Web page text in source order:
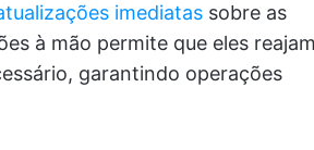
imediatas sobre as
à mão permite que eles reajam
garantindo operações